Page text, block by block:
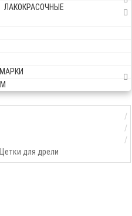
ЛАКОКРАСОЧНЫЕ
для дрели